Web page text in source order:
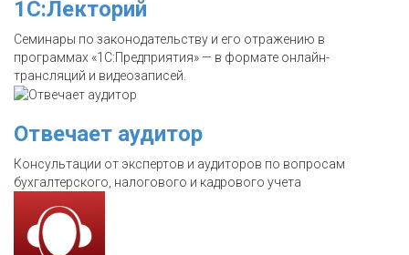
1С:Лекторий
Семинары по законодательству и его отражению в
программах «1С:Предприятия» — в формате онлайн-
трансляций и видеозаписей.
Отвечает аудитор
Консультации от экспертов и аудиторов по вопросам
бухгалтерского, налогового и кадрового учета